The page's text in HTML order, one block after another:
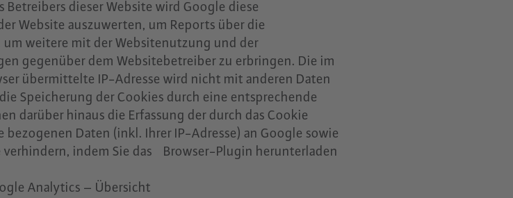
dieser Website wird Google diese
Website auszuwerten, um Reports über die
weitere mit der Websitenutzung und der
gegenüber dem Websitebetreiber zu erbringen. Die im
übermittelte IP-Adresse wird nicht mit anderen Daten
Speicherung der Cookies durch eine entsprechende
darüber hinaus die Erfassung der durch das Cookie
Daten (inkl. Ihrer IP-Adresse) an Google sowie
indem Sie das Browser-Plugin herunterladen
Analytics – Übersicht